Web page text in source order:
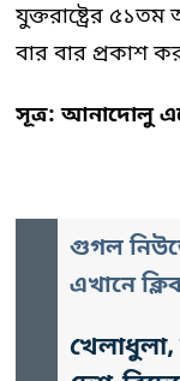
যুক্তরাষ্ট্রের
বার বার প্রকাশ
সূত্র: আনাদোলু
গুগল
এখানে